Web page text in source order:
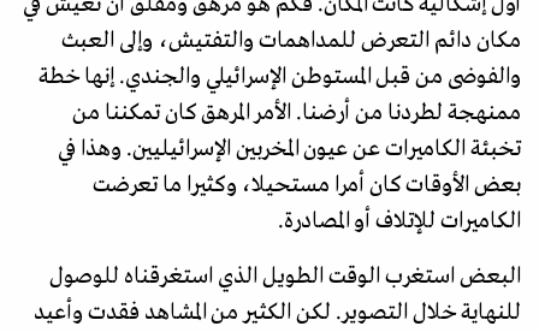
مكان دائم التعرض للمداهمات والتفتيش، وإلى العبث
والفوضى من قبل المستوطن الإسرائيلي والجندي. إنها خطة
ممنهجة لطردنا من أرضنا. الأمر المرهق كان تمكننا من
تخبئة الكاميرات عن عيون المخربين الإسرائيليين. وهذا في
بعض الأوقات كان أمرا مستحيلا، وكثيرا ما تعرضت
الكاميرات للإتلاف أو المصادرة.
البعض استغرب الوقت الطويل الذي استغرقناه للوصول
للنهاية خلال التصوير. لكن الكثير من المشاهد فقدت وأعيد